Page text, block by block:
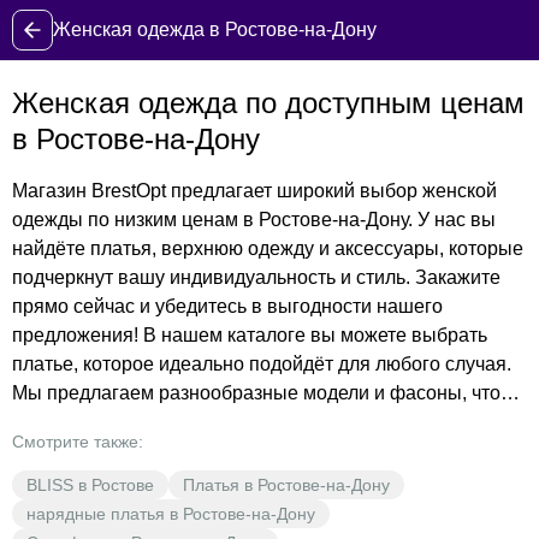
Женская одежда в Ростове-на-Дону
Женская одежда по доступным ценам
в Ростове-на-Дону
Магазин BrestOpt предлагает широкий выбор женской
одежды по низким ценам в Ростове-на-Дону. У нас вы
найдёте платья, верхнюю одежду и аксессуары, которые
подчеркнут вашу индивидуальность и стиль. Закажите
прямо сейчас и убедитесь в выгодности нашего
предложения! В нашем каталоге вы можете выбрать
платье, которое идеально подойдёт для любого случая.
Мы предлагаем разнообразные модели и фасоны, чтобы
Добавьте в корзину и оформите заказ уже сегодня!
Верхняя одежда от BrestOpt — это не только стиль, но и
защита от непогоды. Наши куртки и пальто изготовлены
Смотрите также:
BLISS в Ростове
Платья в Ростове-на-Дону
нарядные платья в Ростове-на-Дону